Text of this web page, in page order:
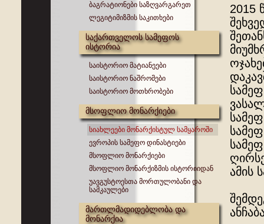
ბაგრატიონები საზღვარგარეთ
ლეგიტიმიზმის საკითხები
საქართველოს სამეფოს
ისტორია
საისტორიო მატიანეები
საისტორიო ნაშრომები
საისტორიო მოთხრობები
მსოფლიო მონარქიები
სიახლეები მონარქისტულ სამყაროში
ევროპის სამეფო დინასტიები
მსოფლიო მონარქიები
მსოფლიო მონარქიზმის ისტორიიდან
უავგუსტოესთა მორთულობანი და
სამკაულები
მართლმადიდებლობა და
მონარქია
2015
ამის